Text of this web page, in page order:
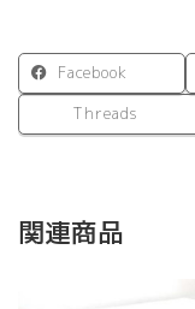
Facebook
Threads
関連商品